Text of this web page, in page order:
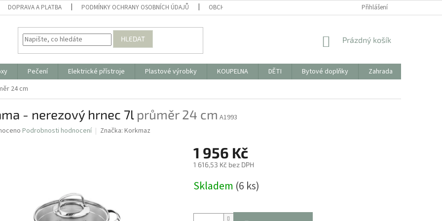
DOPRAVA A PLATBA PODMÍNKY OCHRANY OSOBNÍCH ÚDAJŮ OBCHODNÍ PODMÍNKY FORMULÁŘ KE STAŽENÍ PRO VRÁCENÍ ZBOŽÍ/REKLAMACI
Přihlášení
HLEDAT
NÁKUPNÍ
Prázdný košík
Pečení Elektrické přístroje Plastové výrobky KOUPELNA DĚTI Bytové doplňky Zahrada
24 cm
- nerezový hrnec 7l průměr 24 cm A1993
Podrobnosti hodnocení Značka: Korkmaz
1 956 Kč
1 616,53 Kč bez DPH
cena:
Skladem (6 ks)